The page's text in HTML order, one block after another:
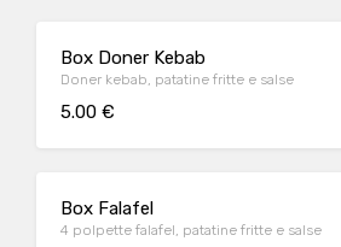
Box Doner Kebab
Doner kebab, patatine fritte e salse
5.00 €
Box Falafel
4 polpette falafel, patatine fritte e salse